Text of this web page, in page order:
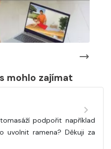
mohlo zajímat
podpořit například
uvolnit ramena? Děkuji za